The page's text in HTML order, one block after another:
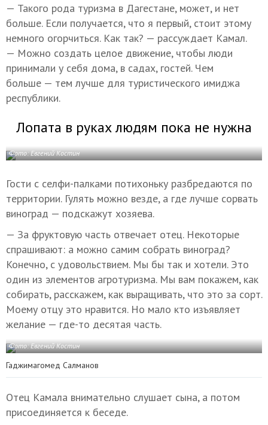
— Такого рода туризма в Дагестане, может, и нет
больше. Если получается, что я первый, стоит этому
немного огорчиться. Как так? — рассуждает Камал.
— Можно создать целое движение, чтобы люди
принимали у себя дома, в садах, гостей. Чем
больше — тем лучше для туристического имиджа
республики.
Лопата в руках людям пока не нужна
Фото: Евгений Костин
Гости с селфи-палками потихоньку разбредаются по
территории. Гулять можно везде, а где лучше сорвать
виноград — подскажут хозяева.
— За фруктовую часть отвечает отец. Некоторые
спрашивают: а можно самим собрать виноград?
Конечно, с удовольствием. Мы бы так и хотели. Это
один из элементов агротуризма. Мы вам покажем, как
собирать, расскажем, как выращивать, что это за сорт.
Моему отцу это нравится. Но мало кто изъявляет
желание — где-то десятая часть.
Фото: Евгений Костин
Гаджимагомед Салманов
Отец Камала внимательно слушает сына, а потом
присоединяется к беседе.